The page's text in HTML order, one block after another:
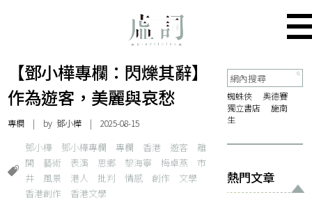
【鄧小樺專欄：閃爍其辭】
作為遊客，美麗與哀愁
專欄 | by鄧小樺 | 2025-08-15
鄧小樺 鄧小樺專欄 專欄 香港 遊客
離
開
藝術 表演 思鄉 黎海寧 梅卓燕
市
井
風景 港人 批判 情感 創作
文學
香港創作
香港文學
蜘蛛俠
奧德賽
獨立書店
施南
生
熱門文章